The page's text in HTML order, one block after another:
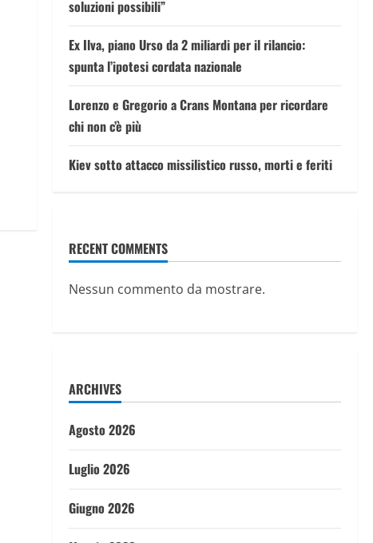
soluzioni possibili”
Ex Ilva, piano Urso da 2 miliardi per il rilancio:
spunta l’ipotesi cordata nazionale
Lorenzo e Gregorio a Crans Montana per ricordare
chi non c’è più
Kiev sotto attacco missilistico russo, morti e feriti
RECENT COMMENTS
Nessun commento da mostrare.
ARCHIVES
Agosto 2026
Luglio 2026
Giugno 2026